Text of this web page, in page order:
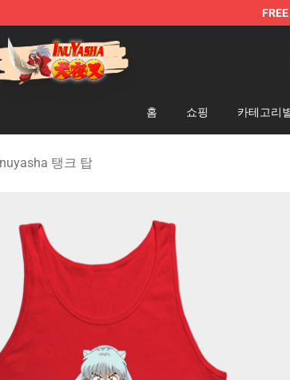
FREE
Merchandise Shop
홈 쇼핑 카테고리
탱크 탑